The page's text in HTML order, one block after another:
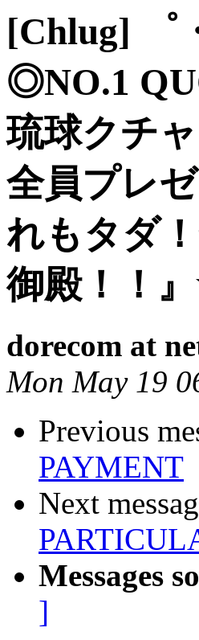
[Chlug] ゜
◎NO.1
琉球クチ
全員プレ
れもタダ
御殿！！
dorecom at
Mon May 19
Previous
PAYMENT
Next
Messages
]